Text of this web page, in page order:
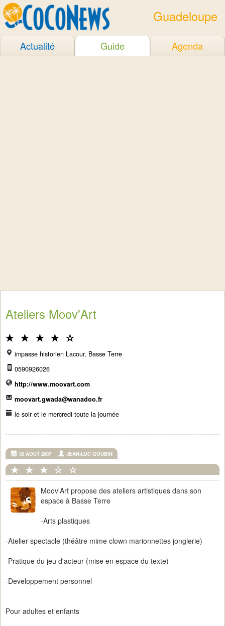
Guadeloupe
Actualité Guide Agenda
Ateliers Moov'Art
impasse historien Lacour, Basse Terre
0590926026
http://www.moovart.com
moovart.gwada@wanadoo.fr
le soir et le mercredi toute la journée
30 AOÛT 2007 JEAN-LUC GOUBIN
Moov'Art propose des ateliers artistiques dans son
espace à Basse Terre
-Arts plastiques
-Atelier spectacle (théâtre mime clown marionnettes jonglerie)
-Pratique du jeu d'acteur (mise en espace du texte)
-Developpement personnel
Pour adultes et enfants